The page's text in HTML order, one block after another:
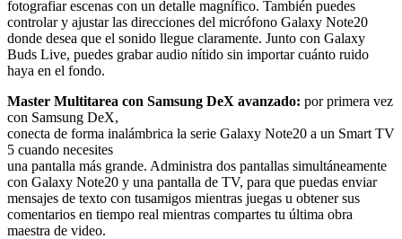
fotografiar escenas con un detalle magnífico. También puedes
controlar y ajustar las direcciones del micrófono Galaxy Note20
donde desea que el sonido llegue claramente. Junto con Galaxy
Buds Live, puedes grabar audio nítido sin importar cuánto ruido
haya en el fondo.
Master Multitarea con Samsung DeX avanzado: por primera vez
con Samsung DeX,
conecta de forma inalámbrica la serie Galaxy Note20 a un Smart TV
5 cuando necesites
una pantalla más grande. Administra dos pantallas simultáneamente
con Galaxy Note20 y una pantalla de TV, para que puedas enviar
mensajes de texto con tusamigos mientras juegas u obtener sus
comentarios en tiempo real mientras compartes tu última obra
maestra de video.